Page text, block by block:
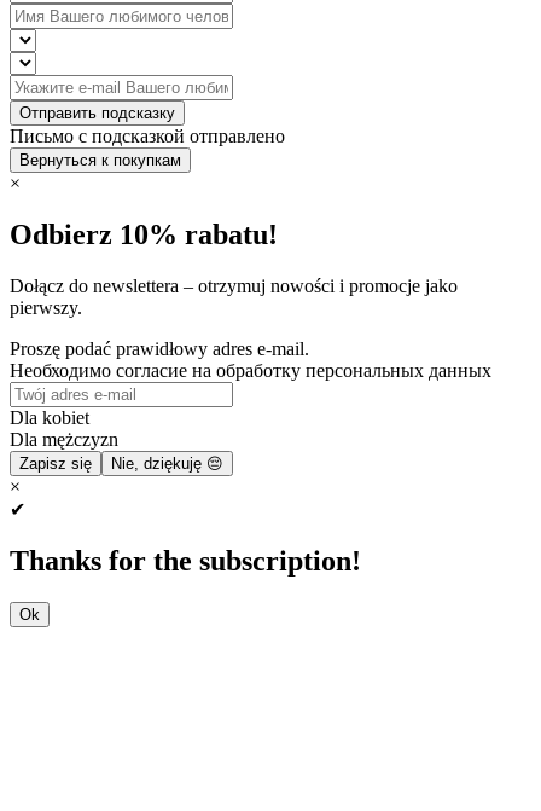
Отправить подсказку
Письмо с подсказкой отправлено
Вернуться к покупкам
×
Odbierz 10% rabatu!
Dołącz do newslettera – otrzymuj nowości i promocje jako
pierwszy.
Proszę podać prawidłowy adres e-mail.
Необходимо согласие на обработку персональных данных
Dla kobiet
Dla mężczyzn
Zapisz się Nie, dziękuję 😔
×
✔
Thanks for the subscription!
Ok